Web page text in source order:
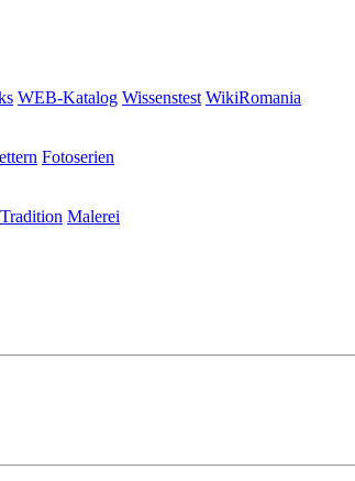
WEB-Katalog Wissenstest WikiRomania
Fotoserien
Tradition Malerei